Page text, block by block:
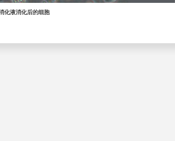
化液消化后的细胞